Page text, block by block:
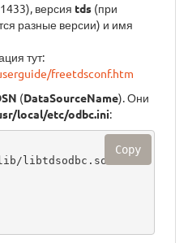
версия tds (при
разные версии) и имя
тут:
freetdsconf.htm
(DataSourceName). Они
local/etc/odbc.ini:
libtdsodbc.so
Copy